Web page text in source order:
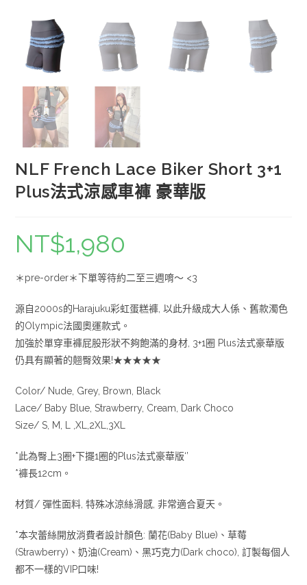
NLF French Lace Biker Short 3+1
Plus法式涼感車褲 豪華版
NT$1,980
＊pre-order＊下單等待約二至三週唷～ <3
源自2000s的Harajuku彩虹蛋糕褲, 以此升級成大人係、舊款濁色
的Olympic法國奧運款式。
加強於單穿車褲屁股形狀不夠飽滿的身材, 3+1圈 Plus法式豪華版
仍具有顯著的翹臀效果!★★★★★
Color/ Nude, Grey, Brown, Black
Lace/ Baby Blue, Strawberry, Cream, Dark Choco
Size/ S, M, L ,XL,2XL,3XL
*此為臀上3圈+下擺1圈的Plus法式豪華版‘’
*褲長12cm。
材質/ 彈性面料, 特殊冰涼絲滑感, 非常適合夏天。
*本次蕾絲開放消費者設計顏色: 蘭花(Baby Blue)、草莓
(Strawberry)、奶油(Cream)、黑巧克力(Dark choco), 訂製每個人
都不一樣的VIP口味!